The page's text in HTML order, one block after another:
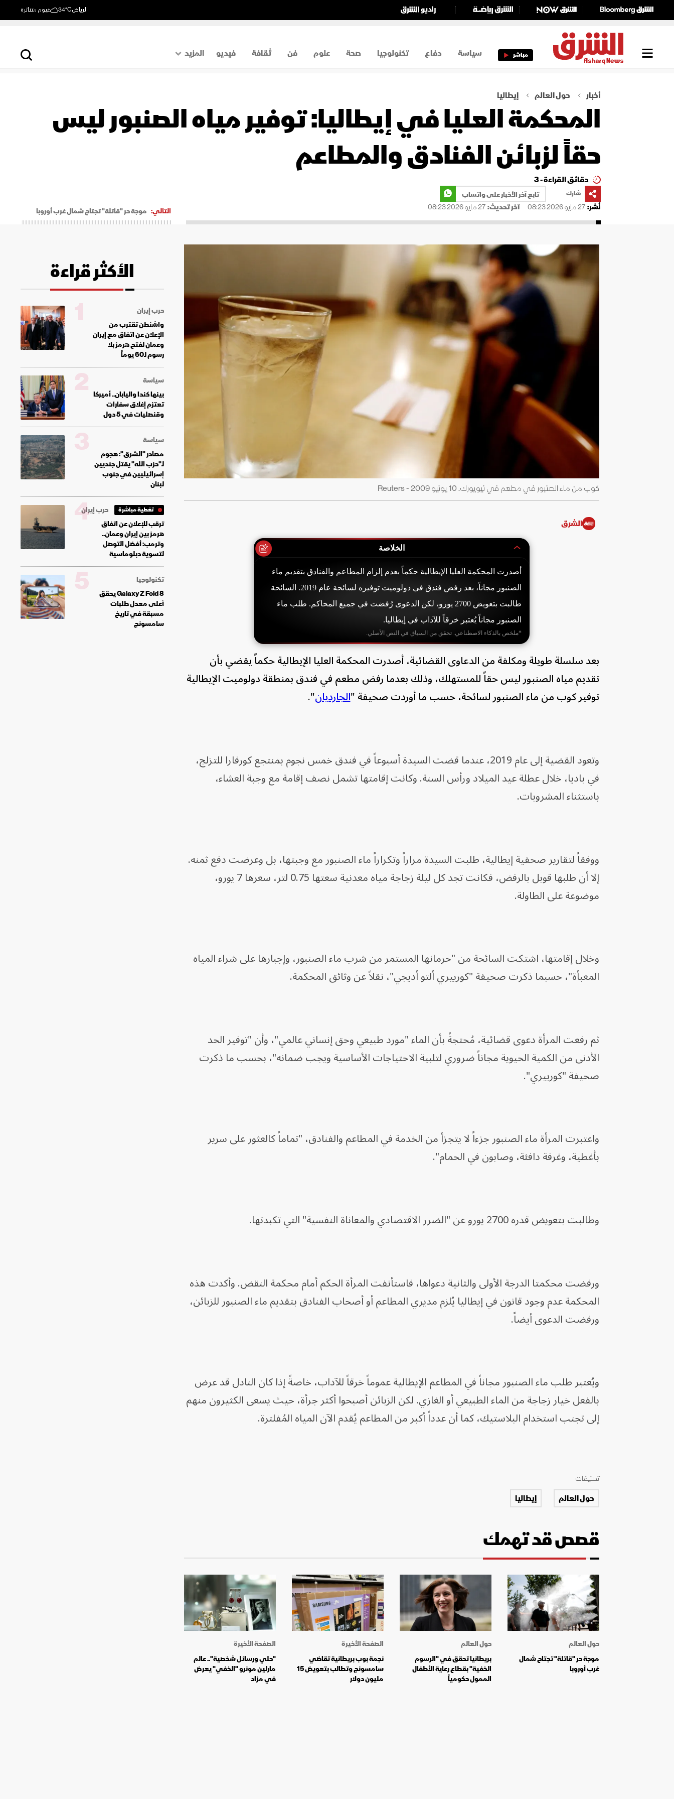
الرياض34°C غيوم متناثرة
مباشر سياسة دفاع تكنولوجيا صحة علوم فن ثقافة فيديو
المزيد
اقتصاد
أخبار حول العالم إيطاليا
المحكمة العليا في إيطاليا: توفير مياه الصنبور ليس
حقاً لزبائن الفنادق والمطاعم
دقائق القراءة - 3
شارك
تابع آخر الأخبار على واتساب
نُشر:27 مايو 2026 08:23 آخر تحديث:27 مايو 2026 08:23 التالي: موجة حر "قاتلة" تجتاح شمال غرب أوروبا
كوب من ماء الصنبور في مطعم في نيويورك. 10 يونيو 2009 - Reuters
الشرق
الخلاصة
أصدرت المحكمة العليا الإيطالية حكماً بعدم إلزام المطاعم والفنادق بتقديم ماء
الصنبور مجاناً، بعد رفض فندق في دولوميت توفيره لسائحة عام 2019. السائحة
طالبت بتعويض 2700 يورو، لكن الدعوى رُفضت في جميع المحاكم. طلب ماء
الصنبور مجاناً يُعتبر خرقاً للآداب في إيطاليا.
*ملخص بالذكاء الاصطناعي. تحقق من السياق في النص الأصلي.
بعد سلسلة طويلة ومكلفة من الدعاوى القضائية، أصدرت المحكمة العليا الإيطالية حكماً يقضي بأن
تقديم مياه الصنبور ليس حقاً للمستهلك، وذلك بعدما رفض مطعم في فندق بمنطقة دولوميت الإيطالية
توفير كوب من ماء الصنبور لسائحة، حسب ما أوردت صحيفة "الجارديان".
وتعود القضية إلى عام 2019، عندما قضت السيدة أسبوعاً في فندق خمس نجوم بمنتجع كورفارا للتزلج،
في باديا، خلال عطلة عيد الميلاد ورأس السنة. وكانت إقامتها تشمل نصف إقامة مع وجبة العشاء،
باستثناء المشروبات.
ووفقاً لتقارير صحفية إيطالية، طلبت السيدة مراراً وتكراراً ماء الصنبور مع وجبتها، بل وعرضت دفع ثمنه.
إلا أن طلبها قوبل بالرفض، فكانت تجد كل ليلة زجاجة مياه معدنية سعتها 0.75 لتر، سعرها 7 يورو،
موضوعة على الطاولة.
وخلال إقامتها، اشتكت السائحة من "حرمانها المستمر من شرب ماء الصنبور، وإجبارها على شراء المياه
المعبأة"، حسبما ذكرت صحيفة "كورييري ألتو أديجي"، نقلاً عن وثائق المحكمة.
ثم رفعت المرأة دعوى قضائية، مُحتجةً بأن الماء "مورد طبيعي وحق إنساني عالمي"، وأن "توفير الحد
الأدنى من الكمية الحيوية مجاناً ضروري لتلبية الاحتياجات الأساسية ويجب ضمانه"، بحسب ما ذكرت
صحيفة "كورييري".
واعتبرت المرأة ماء الصنبور جزءاً لا يتجزأ من الخدمة في المطاعم والفنادق، "تماماً كالعثور على سرير
بأغطية، وغرفة دافئة، وصابون في الحمام".
وطالبت بتعويض قدره 2700 يورو عن "الضرر الاقتصادي والمعاناة النفسية" التي تكبدتها.
ورفضت محكمتا الدرجة الأولى والثانية دعواها، فاستأنفت المرأة الحكم أمام محكمة النقض. وأكدت هذه
المحكمة عدم وجود قانون في إيطاليا يُلزم مديري المطاعم أو أصحاب الفنادق بتقديم ماء الصنبور للزبائن،
ورفضت الدعوى أيضاً.
ويُعتبر طلب ماء الصنبور مجاناً في المطاعم الإيطالية عموماً خرقاً للآداب، خاصةً إذا كان النادل قد عرض
بالفعل خيار زجاجة من الماء الطبيعي أو الغازي. لكن الزبائن أصبحوا أكثر جرأة، حيث يسعى الكثيرون منهم
إلى تجنب استخدام البلاستيك، كما أن عدداً أكبر من المطاعم يُقدم الآن المياه المُفلترة.
تصنيفات
حول العالم إيطاليا
قصص قد تهمك
حول العالم
موجة حر "قاتلة" تجتاح شمال
غرب أوروبا
حول العالم
بريطانيا تحقق في "الرسوم
الخفية" بقطاع رعاية الأطفال
الممول حكومياً
الصفحة الأخيرة
نجمة بوب بريطانية تقاضي
سامسونج وتطالب بتعويض 15
مليون دولار
الصفحة الأخيرة
"حلي ورسائل شخصية".. عالم
مارلين مونرو "الخفي" يعرض
في مزاد
الأكثر قراءة
حرب إيران
واشنطن تقترب من
الإعلان عن اتفاق مع إيران
وعمان لفتح هرمز بلا
رسوم لـ60 يوماً
1
سياسة
بينها كندا واليابان.. أميركا
تعتزم إغلاق سفارات
وقنصليات في 5 دول
2
سياسة
مصادر "الشرق": هجوم
لـ"حزب الله" يقتل جنديين
إسرائيليين في جنوب
لبنان
3
تغطية مباشرة
حرب إيران
ترقب للإعلان عن اتفاق
هرمز بين إيران وعمان..
وترمب: أفضل التوصل
لتسوية دبلوماسية
4
تكنولوجيا
Galaxy Z Fold 8 يحقق
أعلى معدل طلبات
مسبقة في تاريخ
سامسونج
5